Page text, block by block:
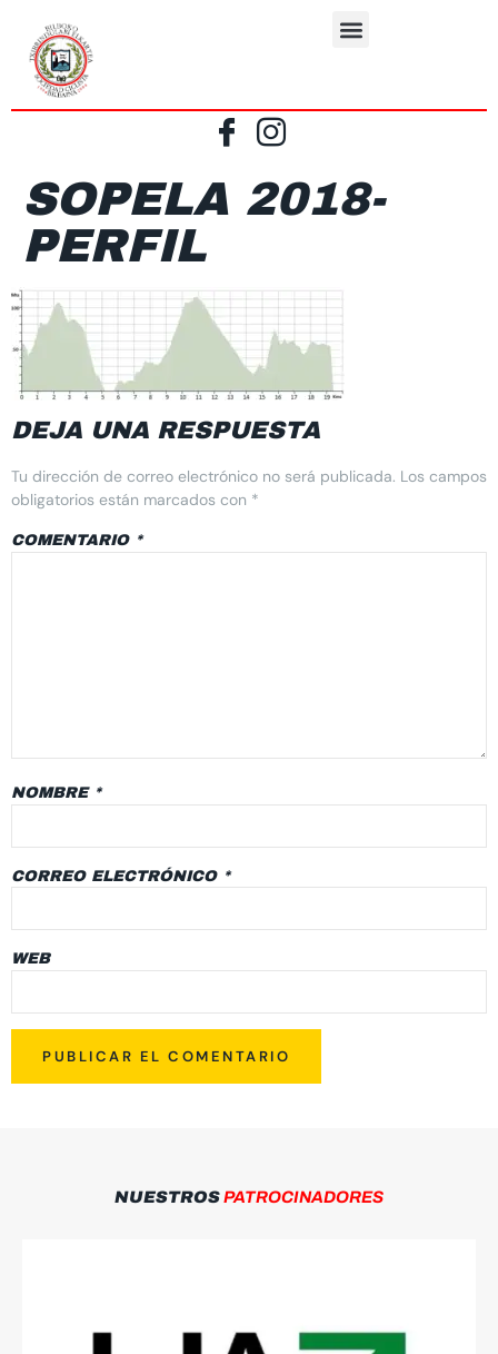
SOPELA 2018-
PERFIL
DEJA UNA RESPUESTA
Tu dirección de correo electrónico no será publicada. Los campos
obligatorios están marcados con *
COMENTARIO *
NOMBRE *
CORREO ELECTRÓNICO *
WEB
NUESTROSPATROCINADORES